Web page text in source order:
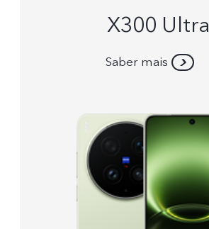
X300 Ultra
Saber mais